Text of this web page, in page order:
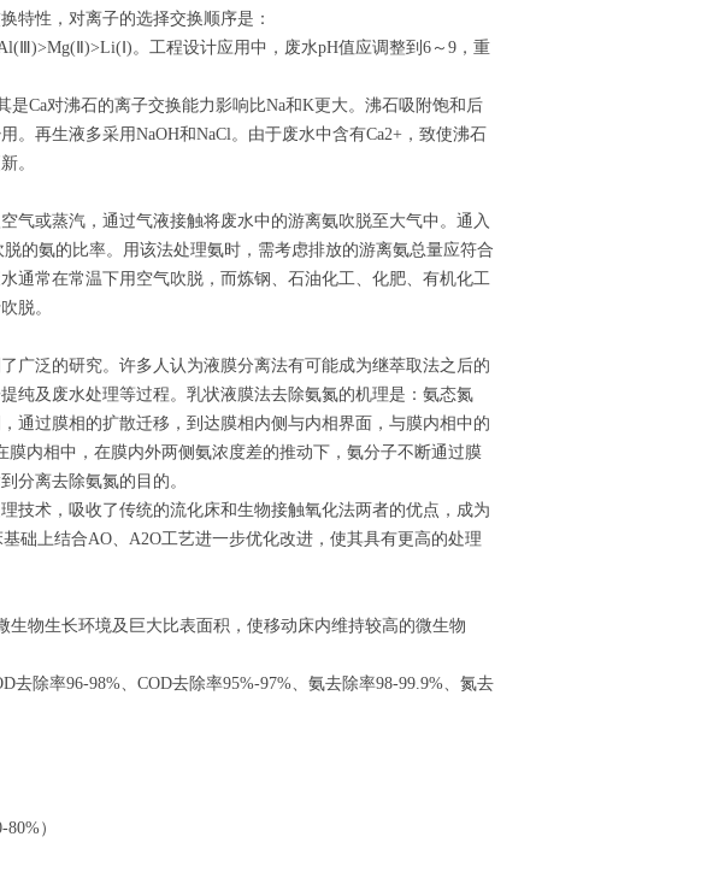
特性，对离子的选择交换顺序是：
。工程设计应用中，废水pH值应调整到6～9，重
Ca对沸石的离子交换能力影响比Na和K更大。沸石吸附饱和后
。再生液多采用NaOH和NaCl。由于废水中含有Ca2+，致使沸石
。
气或蒸汽，通过气液接触将废水中的游离氨吹脱至大气中。通入
的氨的比率。用该法处理氨时，需考虑排放的游离氨总量应符合
通常在常温下用空气吹脱，而炼钢、石油化工、化肥、有机化工
脱。
广泛的研究。许多人认为液膜分离法有可能成为继萃取法之后的
纯及废水处理等过程。乳状液膜法去除氨氮的机理是：氨态氮
通过膜相的扩散迁移，到达膜相内侧与内相界面，与膜内相中的
内相中，在膜内外两侧氨浓度差的推动下，氨分子不断通过膜
分离去除氨氮的目的。
技术，吸收了传统的流化床和生物接触氧化法两者的优点，成为
础上结合AO、A2O工艺进一步优化改进，使其具有更高的处理
物生长环境及巨大比表面积，使移动床内维持较高的微生物
除率96-98%、COD去除率95%-97%、氨去除率98-99.9%、氮去
）